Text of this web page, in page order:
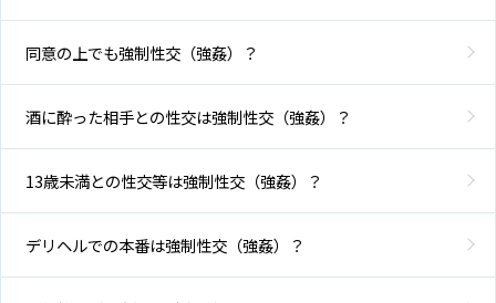
同意の上でも強制性交（強姦）？
酒に酔った相手との性交は強制性交（強姦）？
13歳未満との性交等は強制性交（強姦）？
デリヘルでの本番は強制性交（強姦）？